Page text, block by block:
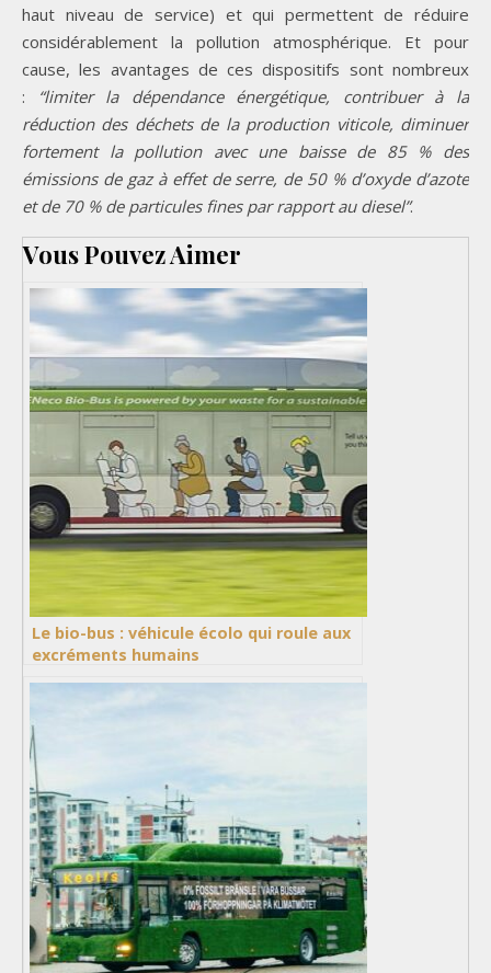
haut niveau de service) et qui permettent de réduire
considérablement la pollution atmosphérique. Et pour
cause, les avantages de ces dispositifs sont nombreux
:
“limiter la dépendance énergétique, contribuer à la
réduction des déchets de la production viticole, diminuer
fortement la pollution avec une baisse de 85 % des
émissions de gaz à effet de serre, de 50 % d’oxyde d’azote
et de 70 % de particules fines par rapport au diesel”.
Vous Pouvez Aimer
Le bio-bus : véhicule écolo qui roule aux
excréments humains